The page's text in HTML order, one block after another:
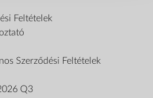
Feltételek
Szerződési Feltételek
Q3